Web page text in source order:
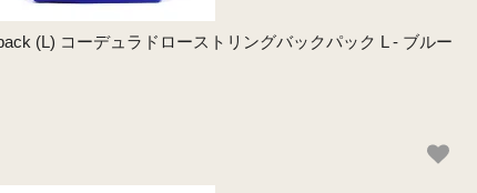
(L) コーデュラドローストリングバックパック L - ブルー